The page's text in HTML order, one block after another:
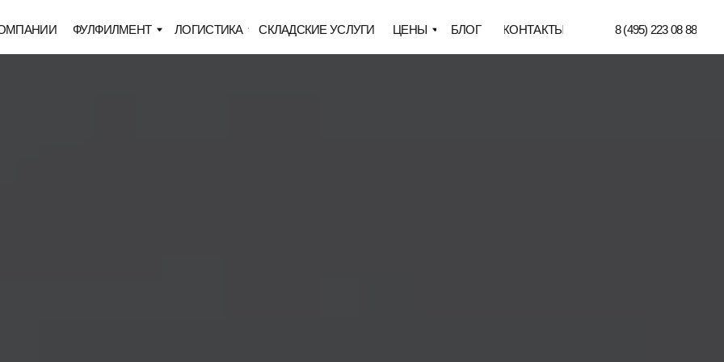
СКЛАДСКИЕ УСЛУГИ
ФУЛФИЛМЕНТ ЛОГИСТИКА КОНТАКТЫ
ЦЕНЫ БЛОГ 8 (495) 223 08 88